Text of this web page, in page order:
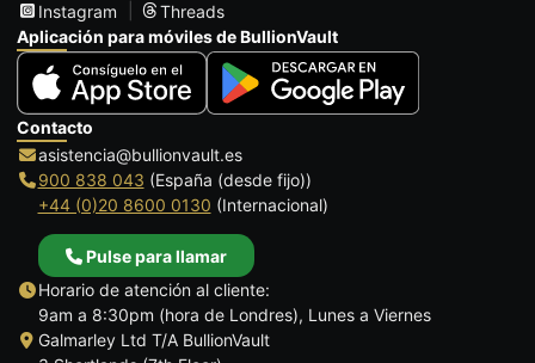
Instagram
Threads
Aplicación para móviles de BullionVault
Contacto
asistencia@bullionvault.es
900 838 043 (España (desde fijo))
+44 (0)20 8600 0130 (Internacional)
Pulse para llamar
Horario de atención al cliente:
9am a 8:30pm (hora de Londres), Lunes a Viernes
Galmarley Ltd T/A BullionVault